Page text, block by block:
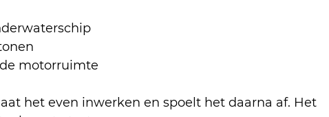
motorruimte
het even inwerken en spoelt het daarna af. Het